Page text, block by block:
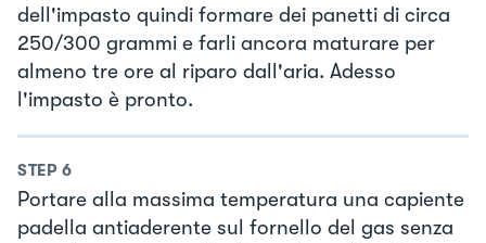
dell'impasto quindi formare dei panetti di circa
250/300 grammi e farli ancora maturare per
almeno tre ore al riparo dall'aria. Adesso
l'impasto è pronto.
STEP 6
Portare alla massima temperatura una capiente
padella antiaderente sul fornello del gas senza